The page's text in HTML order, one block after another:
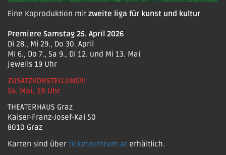
Eine Koproduktion mit zweite liga für kunst und kultur
Premiere Samstag 25. April 2026
Di 28., Mi 29., Do 30. April
Mi 6., Do 7., Sa 9., Di 12. und Mi 13. Mai
jeweils 19 Uhr
ZUSATZVORSTELLUNG!!!
14. Mai, 19 Uhr
THEATERHAUS Graz
Kaiser-Franz-Josef-Kai 50
8010 Graz
Karten sind über ticketzentrum.at erhältlich.